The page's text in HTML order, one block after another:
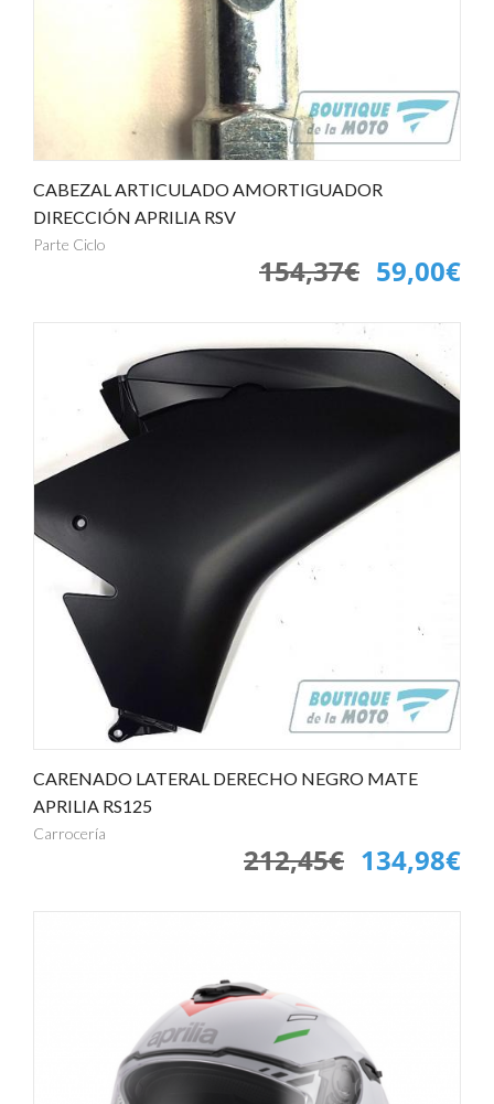
CABEZAL ARTICULADO AMORTIGUADOR
DIRECCIÓN APRILIA RSV
Parte Ciclo
59,00€
154,37€
CARENADO LATERAL DERECHO NEGRO MATE
APRILIA RS125
Carrocería
134,98€
212,45€